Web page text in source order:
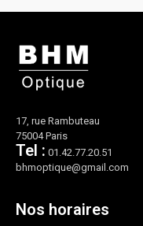
17, rue Rambuteau
75004 Paris
Tel : 01.42.77.20.51
bhmoptique@gmail.com
Nos horaires